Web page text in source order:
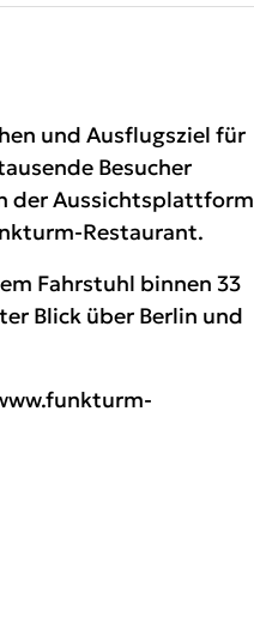
und Ausflugsziel für
Besucher
der Aussichtsplattform
Restaurant.
Fahrstuhl binnen 33
Blick über Berlin und